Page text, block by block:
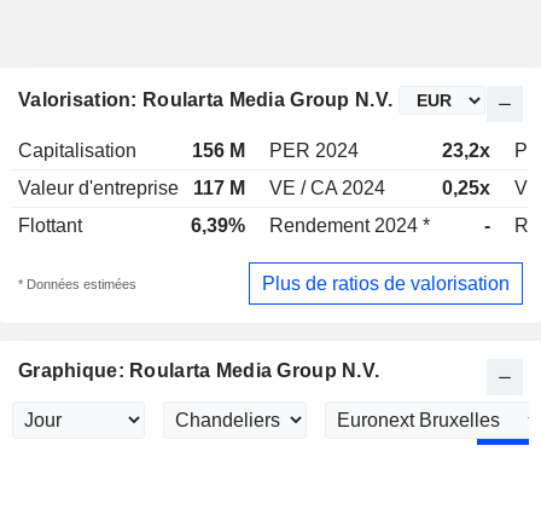
Valorisation: Roularta Media Group N.V.
Capitalisation 156 M PER 2024 23,2x
Valeur d'entreprise
117 M VE / CA 2024 0,25x
Flottant
6,39% Rendement 2024 * -
* Données estimées Plus de ratios de valorisation
Graphique: Roularta Media Group N.V.